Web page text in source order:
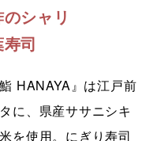
シャリ
司
HANAYA』は江戸前
に、県産ササニシキ
を使用。にぎり寿司